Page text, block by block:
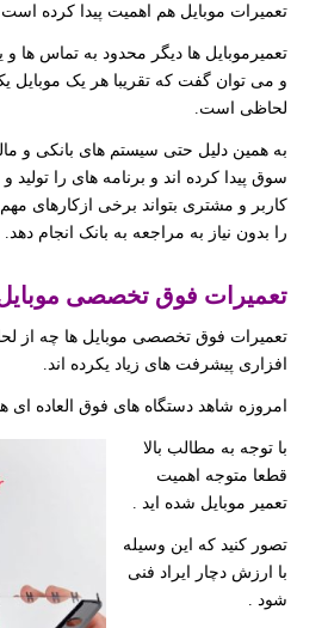
تعمیرات موبایل هم اهمیت پیدا کرده
تعمیرموبایل ها دیگر محدود به تماس ها و
و می توان گفت که تقریبا هر یک موبایل
لحاظی است.
به همین دلیل حتی سیستم های بانکی و
سوق پیدا کرده اند و برنامه های را تولید و
کاربر و مشتری بتواند برخی ازکارهای
را بدون نیاز به مراجعه به بانک انجام دهد.
تعمیرات فوق تخصصی
تعمیرات فوق تخصصی موبایل ها چه از
افزاری پیشرفت های زیاد یکرده اند.
امروزه شاهد دستگاه های فوق العاده ای
با توجه به مطالب بالا
قطعا متوجه اهمیت
تعمیر موبایل شده اید .
تصور کنید که این وسیله
با ارزش دچار ایراد فنی
شود .